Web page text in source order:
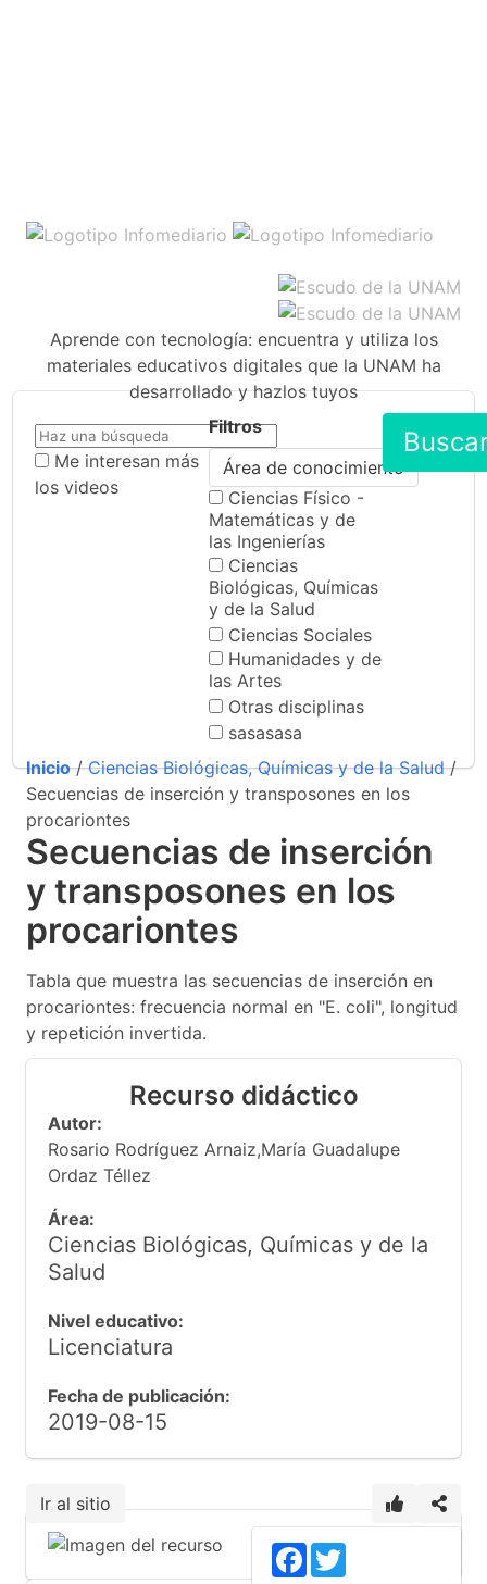
Aprende con tecnología: encuentra y utiliza los
materiales educativos digitales que la UNAM ha
desarrollado y hazlos tuyos
Me interesan más
los videos
Filtros
Área de conocimiento
Ciencias Físico -
Matemáticas y de
las Ingenierías
Ciencias
Biológicas, Químicas
y de la Salud
Ciencias Sociales
Humanidades y de
las Artes
Otras disciplinas
sasasasa
Inicio/Ciencias Biológicas, Químicas y de la Salud/
Secuencias de inserción y transposones en los
procariontes
Secuencias de inserción
y transposones en los
procariontes
Tabla que muestra las secuencias de inserción en
procariontes: frecuencia normal en "E. coli", longitud
y repetición invertida.
Recurso didáctico
Autor:
Rosario Rodríguez Arnaiz,María Guadalupe
Ordaz Téllez
Área:
Ciencias Biológicas, Químicas y de la
Salud
Nivel educativo:
Licenciatura
Fecha de publicación:
2019-08-15
Ir al sitio
Facebook